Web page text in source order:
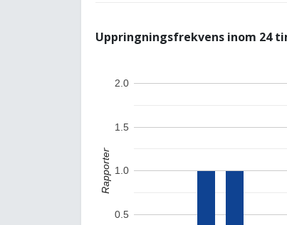
Uppringningsfrekvens inom 24
0.5
1.0
1.5
2.0
Rapporter